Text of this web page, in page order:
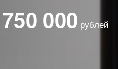
750 000 рублей